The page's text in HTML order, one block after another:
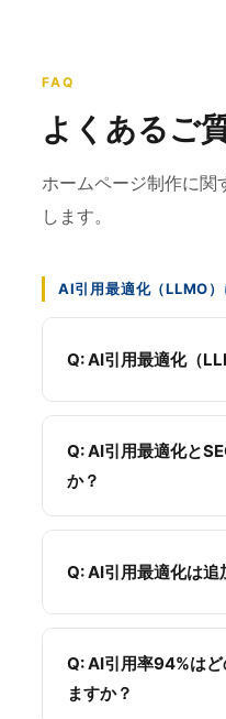
FAQ
よくあるご
ホームページ制作に関
します。
AI引用最適化（LLMO）
Q: AI引用最適化（
LLMO（Large
は、ChatGPT、
ジンへ移行していま
っています。当社で
制作します。
Q: AI引用最適化と
か？
SEO対策は、Google
ンク獲得などが中心で
AI引用最適化（LLMO
などのAI検索エンジン
す。構造化データの
です。
Q: AI引用最適化は追
新規ホームページ制作
化データ実装）は 標準
す。
Q: AI引用率94%は
ますか？